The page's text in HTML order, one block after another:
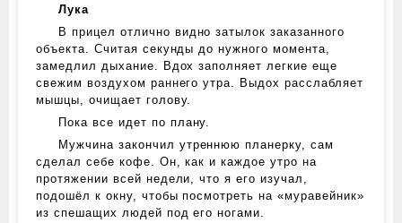
Лука
В прицел отлично видно затылок заказанного
объекта. Считая секунды до нужного момента,
замедлил дыхание. Вдох заполняет легкие еще
свежим воздухом раннего утра. Выдох расслабляет
мышцы, очищает голову.
Пока все идет по плану.
Мужчина закончил утреннюю планерку, сам
сделал себе кофе. Он, как и каждое утро на
протяжении всей недели, что я его изучал,
подошёл к окну, чтобы посмотреть на «муравейник»
из спешащих людей под его ногами.